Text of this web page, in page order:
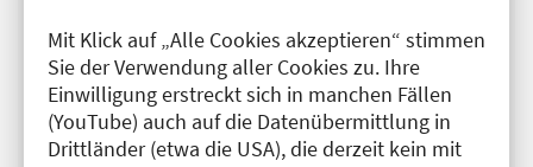
Mit Klick auf „Alle Cookies akzeptieren“ stimmen
Sie der Verwendung aller Cookies zu. Ihre
Einwilligung erstreckt sich in manchen Fällen
(YouTube) auch auf die Datenübermittlung in
Drittländer (etwa die USA), die derzeit kein mit
Universität
Krankenhaus
Praxis
Reha Andere